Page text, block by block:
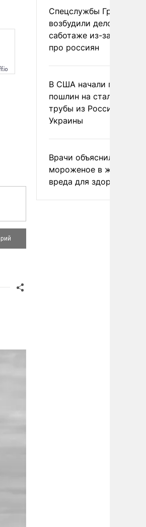
Спецслужбы Грузии
возбудили дело о
саботаже из-за фейков
про россиян
В США начали
пошлин на стальные
трубы из России и с
Украины
Врачи объяснили, как
мороженое в жару без
вреда для здоровья